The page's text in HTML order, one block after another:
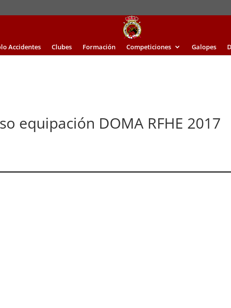
Accidentes Clubes Formación Competiciones Galopes
equipación DOMA RFHE 2017